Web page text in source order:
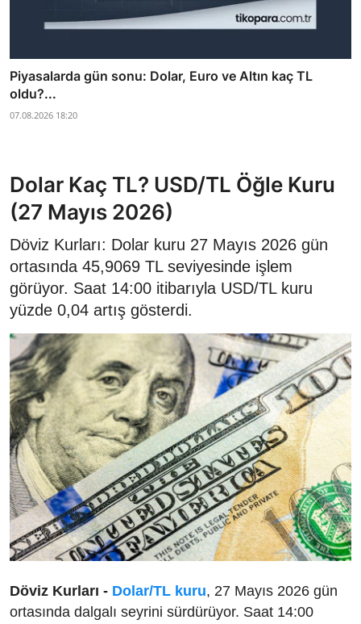
Piyasalarda gün sonu: Dolar, Euro ve Altın kaç TL
oldu?...
07.08.2026 18:20
Dolar Kaç TL? USD/TL Öğle Kuru
(27 Mayıs 2026)
Döviz Kurları: Dolar kuru 27 Mayıs 2026 gün
ortasında 45,9069 TL seviyesinde işlem
görüyor. Saat 14:00 itibarıyla USD/TL kuru
yüzde 0,04 artış gösterdi.
Döviz Kurları - Dolar/TL kuru, 27 Mayıs 2026 gün
ortasında dalgalı seyrini sürdürüyor. Saat 14:00